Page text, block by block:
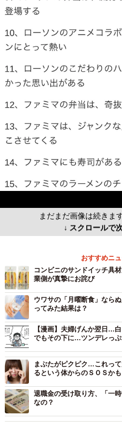
まだまだ画像は続きま
↓ スクロールで
おすすめニ
コンビニのサンドイッチ具
業側が真摯にお詫び
ウワサの「月曜断食」なら
ってみた結果は？
【漫画】夫婦げんか翌日…
でもその下に…ツンデレっ
まぶたがピクピク…これっ
るという体からのＳＯＳかも
退職金の受け取り方、「一
なの？